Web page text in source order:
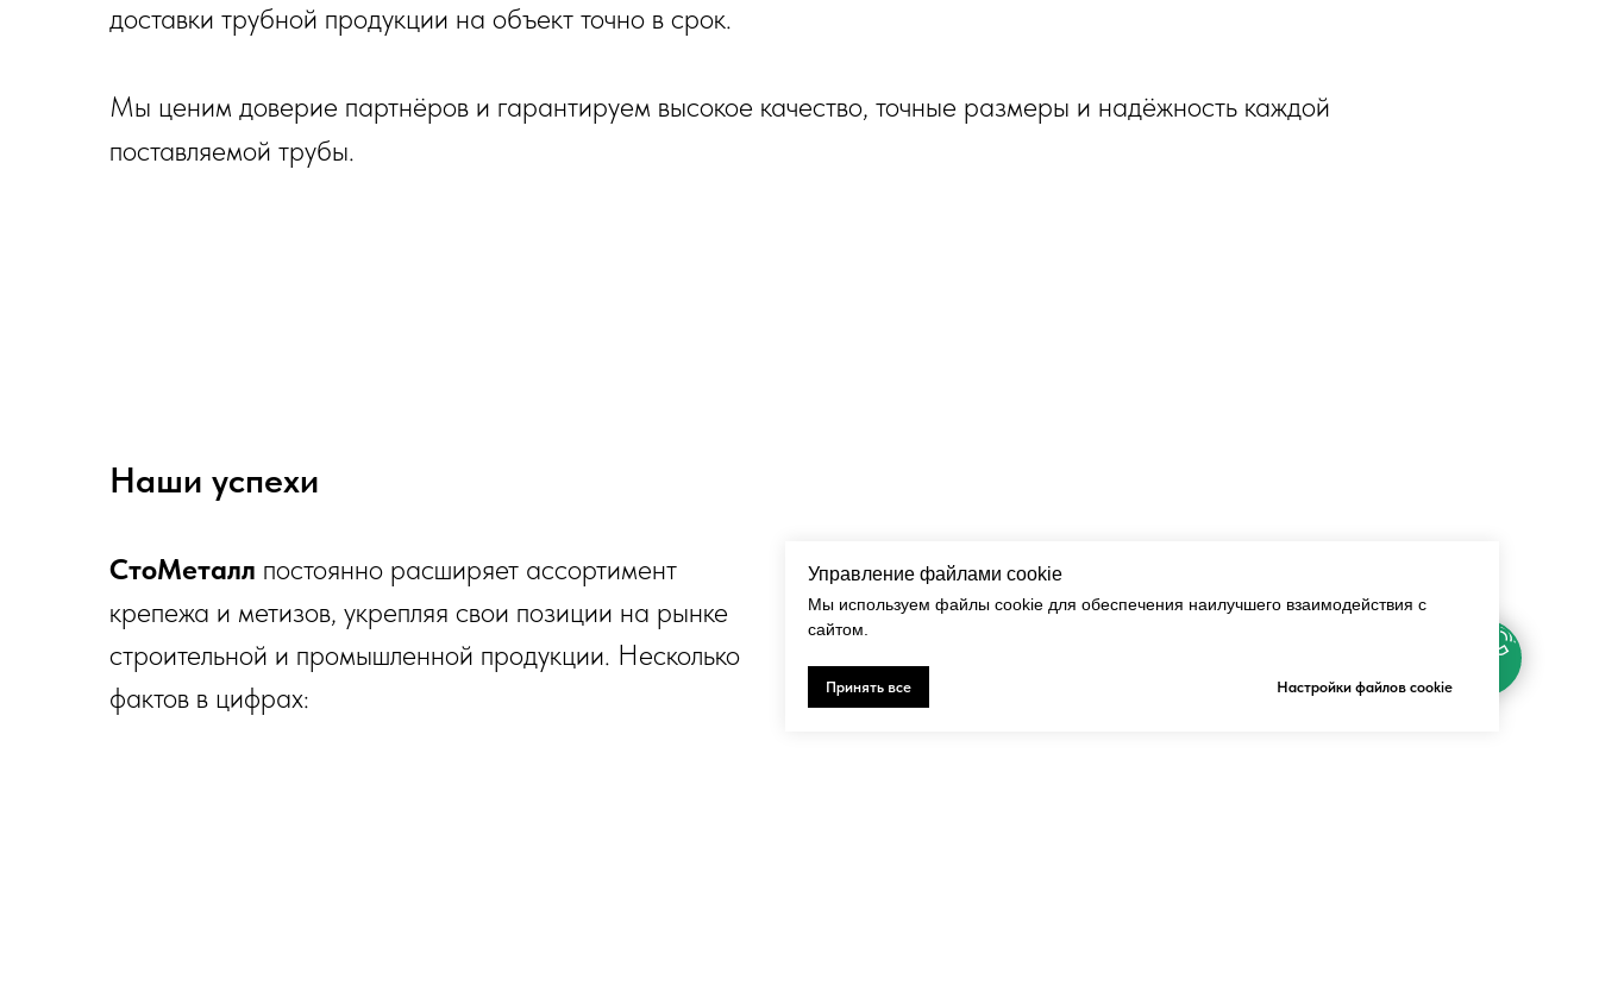
Управление файлами cookie
Мы используем файлы cookie для обеспечения наилучшего взаимодействия с
сайтом.
Принять все Настройки файлов cookie
доставки трубной продукции на объект точно в срок.
Мы ценим доверие партнёров и гарантируем высокое качество, точные размеры и надёжность каждой
поставляемой трубы.
Наши успехи
СтоМеталл постоянно расширяет ассортимент
крепежа и метизов, укрепляя свои позиции на рынке
строительной и промышленной продукции. Несколько
фактов в цифрах: